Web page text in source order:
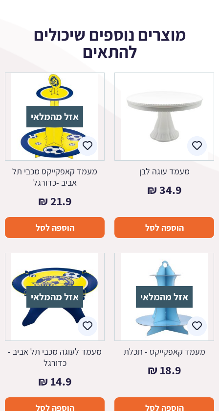
מוצרים נוספים שיכולים
להתאים
מעמד עוגה לבן
34.9
₪
הוספה לסל
אזל מהמלאי
מעמד קאפקייקס מכבי תל
אביב -כדורגל
21.9
₪
הוספה לסל
אזל מהמלאי
מעמד קאפקייקס - תכלת
18.9
₪
הוספה לסל
אזל מהמלאי
מעמד לעוגה מכבי תל אביב -
כדורגל
14.9
₪
הוספה לסל